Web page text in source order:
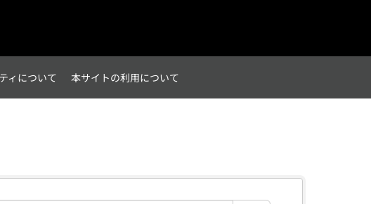
ィについて 本サイトの利用について